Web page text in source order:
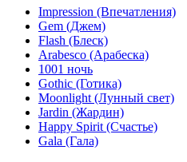
Impression (Впечатления)
Gem (Джем)
Flash (Блеск)
Arabesco (Арабеска)
1001 ночь
Gothic (Готика)
Moonlight (Лунный свет)
Jardin (Жардин)
Happy Spirit (Счастье)
Gala (Гала)